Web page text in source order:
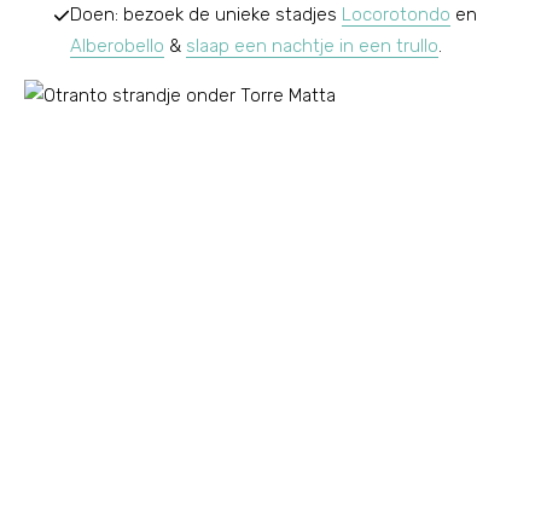
Doen: bezoek de unieke stadjes Locorotondo en
Alberobello & slaap een nachtje in een trullo.